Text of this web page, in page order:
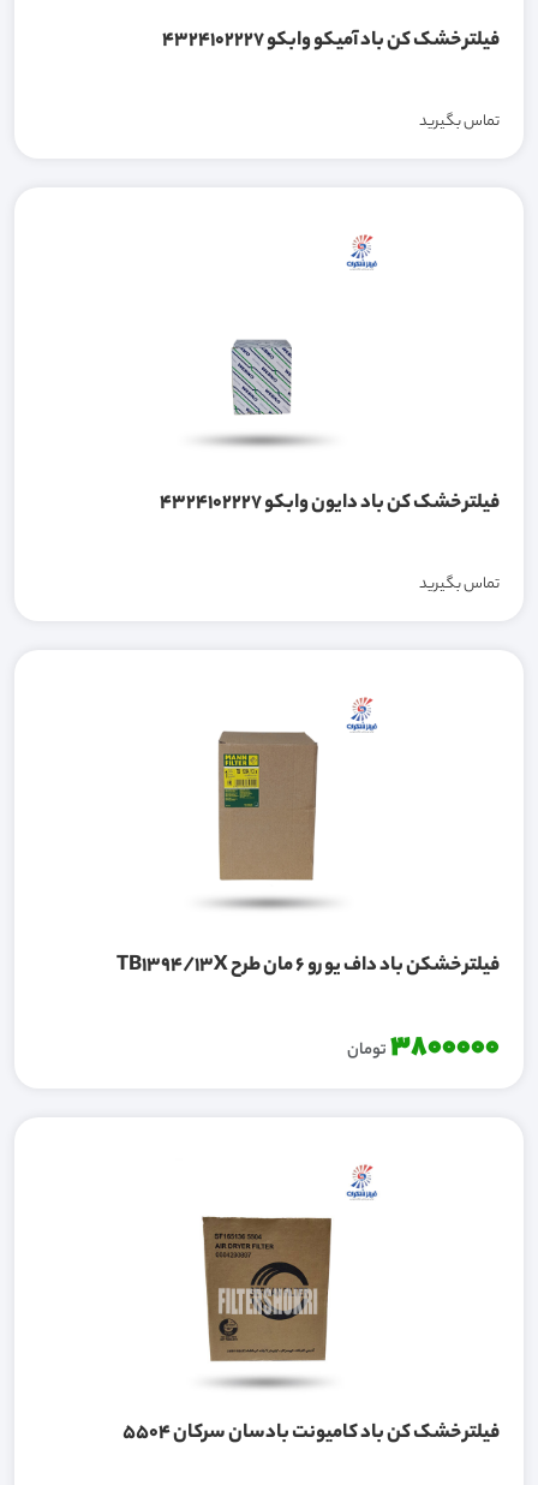
فیلتر خشک کن باد آمیکو وابکو 4324102227
تماس بگیرید
فیلتر خشک کن باد دایون وابکو 4324102227
تماس بگیرید
فيلتر خشکن باد داف يورو 6 مان طرح TB1394/13X
3800000تومان
فیلتر خشک کن باد کامیونت بادسان سرکان 5504